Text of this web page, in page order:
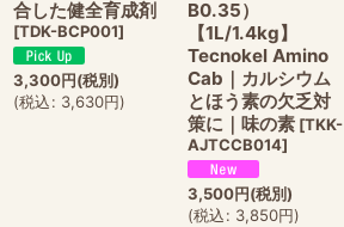
合した健全育成剤
[TDK-BCP001]
3,300円(税別)
(税込: 3,630円)
B0.35）
【1L/1.4kg】
Tecnokel Amino
Cab｜カルシウム
とほう素の欠乏対
策に｜味の素 [TKK-
AJTCCB014]
3,500円(税別)
(税込: 3,850円)